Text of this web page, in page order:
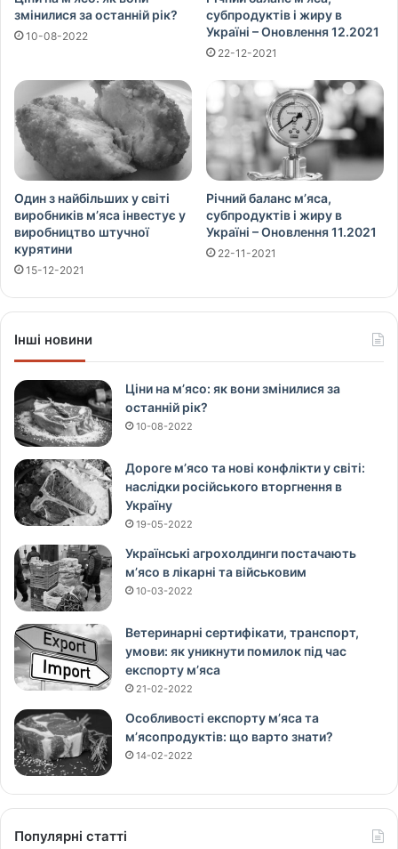
змінилися за останній рік?
10-08-2022
субпродуктів і жиру в
Україні – Оновлення 12.2021
22-12-2021
Один з найбільших у світі
виробників м’яса інвестує у
виробництво штучної
курятини
15-12-2021
Річний баланс м’яса,
субпродуктів і жиру в
Україні – Оновлення 11.2021
22-11-2021
Інші новини
Ціни на м’ясо: як вони змінилися за
останній рік?
10-08-2022
Дороге м’ясо та нові конфлікти у світі:
наслідки російського вторгнення в
Україну
19-05-2022
Українські агрохолдинги постачають
м’ясо в лікарні та військовим
10-03-2022
Ветеринарні сертифікати, транспорт,
умови: як уникнути помилок під час
експорту м’яса
21-02-2022
Особливості експорту м’яса та
м’ясопродуктів: що варто знати?
14-02-2022
Популярні статті